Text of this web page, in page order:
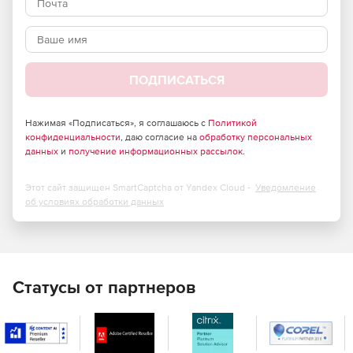
ПОДПИСАТЬСЯ
Нажимая «Подписаться», я соглашаюсь с Политикой
конфиденциальности, даю согласие на обработку персональных
данных и получение информационных рассылок.
Этот сайт защищен SmartCaptcha от Yandex Cloud - Уведомление
об условиях обработки данных
Статусы от партнеров